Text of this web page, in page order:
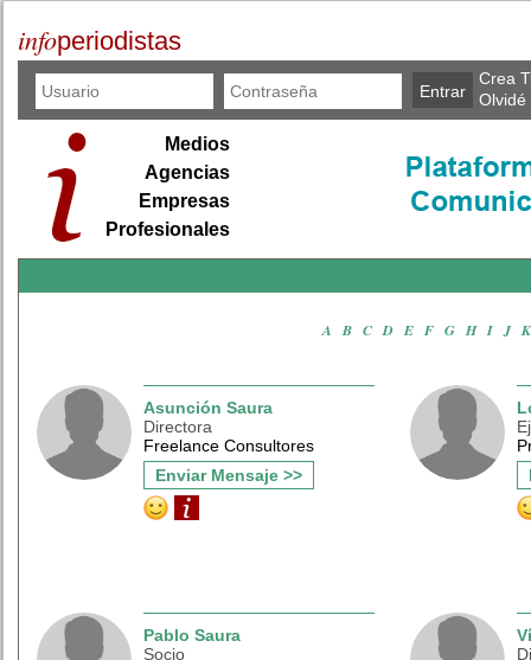
infoperiodistas
Crea
Olvidé
Medios
Agencias
Empresas
Profesionales
A B C ·D E F G H·I ·J K
Asunción Saura
Directora
Freelance Consultores
Enviar Mensaje >>
Pablo Saura
Socio